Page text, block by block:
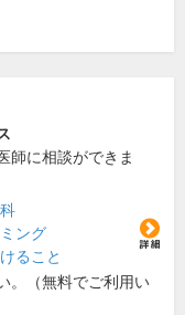
師に相談ができま
ング
ること
。（無料でご利用い